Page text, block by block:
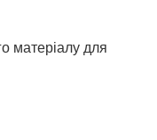
матеріалу для